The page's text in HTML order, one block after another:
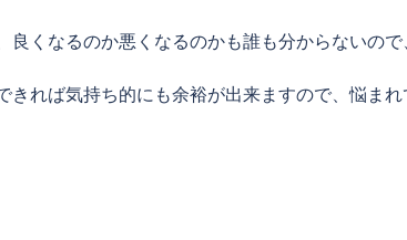
良くなるのか悪くなるのかも誰も分からないの
きれば気持ち的にも余裕が出来ますので、悩ま